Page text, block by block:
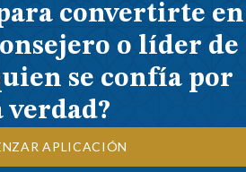
convertirte en
o líder de
se confía por
verdad?
APLICACIÓN